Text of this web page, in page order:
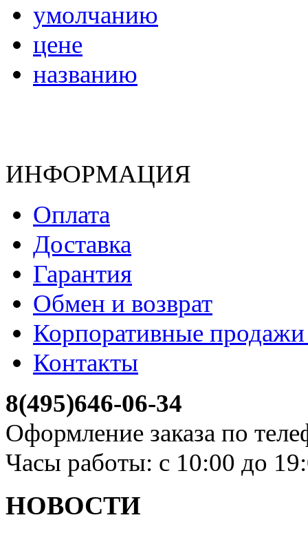
умолчанию
цене
названию
ИНФОРМАЦИЯ
Оплата
Доставка
Гарантия
Обмен и возврат
Корпоративные
Контакты
8(495)646-06-34
Оформление заказа по
Часы работы: с 10:00 до
НОВОСТИ